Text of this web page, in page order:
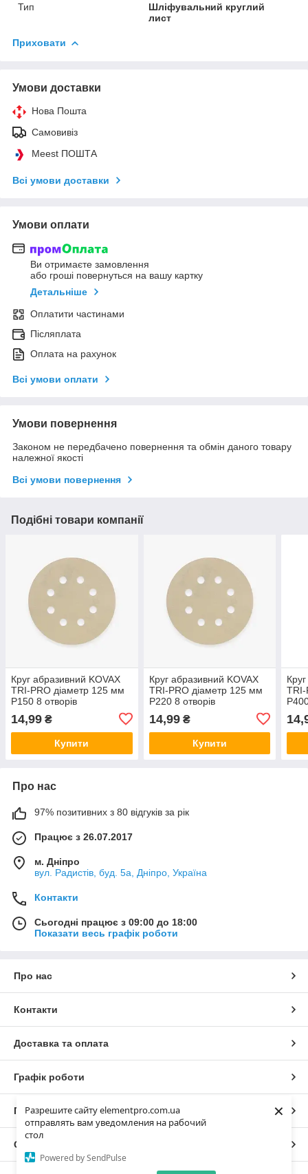
Разрешите сайту elementpro.com.ua
отправлять вам уведомления на рабочий
стол
Powered by SendPulse
×
Тип
Шліфувальний круглий
лист
Приховати
Умови доставки
Нова Пошта
Самовивіз
Meest ПОШТА
Всі умови доставки
Умови оплати
Ви отримаєте замовлення
або гроші повернуться на вашу картку
Детальніше
Оплатити частинами
Післяплата
Оплата на рахунок
Всі умови оплати
Умови повернення
Законом не передбачено повернення та обмін даного товару
належної якості
Всі умови повернення
Подібні товари компанії
Круг абразивний KOVAX
TRI-PRO діаметр 125 мм
P150 8 отворів
14,99 ₴
Купити
Круг абразивний KOVAX
TRI-PRO діаметр 125 мм
P220 8 отворів
14,99₴
Купити
TRI-
Про нас
97% позитивних з 80 відгуків за рік
Працює з 26.07.2017
м. Дніпро
вул. Радистів, буд. 5а, Дніпро, Україна
Контакти
Сьогодні працює з 09:00 до 18:00
Показати весь графік роботи
Про нас
Контакти
Доставка та оплата
Графік роботи
Повна версія сайту
Сайт створено на маркетплейсі